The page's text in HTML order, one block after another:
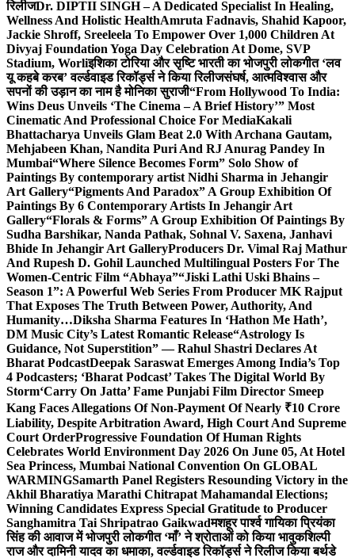
रिलीजDr. DIPTII SINGH – A Dedicated Specialist In Healing,
Wellness And Holistic HealthAmruta Fadnavis, Shahid Kapoor,
Jackie Shroff, Sreeleela To Empower Over 1,000 Children At
Divyaj Foundation Yoga Day Celebration At Dome, SVP
Stadium, Worliइशिका टोरिया और सृष्टि भारती का भोजपुरी लोकगीत ‘लव
यू कहबे करब’ वर्ल्डवाइड रिकॉर्ड्स ने किया रिलीजसंघर्ष, आत्मविश्वास और
सपनों की उड़ान का नाम है मोनिका सुराजी“From Hollywood To India:
Wins Deus Unveils ‘The Cinema – A Brief History’” Most
Cinematic And Professional Choice For MediaKakali
Bhattacharya Unveils Glam Beat 2.0 With Archana Gautam,
Mehjabeen Khan, Nandita Puri And RJ Anurag Pandey In
Mumbai“Where Silence Becomes Form” Solo Show of
Paintings By contemporary artist Nidhi Sharma in Jehangir
Art Gallery“Pigments And Paradox” A Group Exhibition Of
Paintings By 6 Contemporary Artists In Jehangir Art
Gallery“Florals & Forms” A Group Exhibition Of Paintings By
Sudha Barshikar, Nanda Pathak, Sohnal V. Saxena, Janhavi
Bhide In Jehangir Art GalleryProducers Dr. Vimal Raj Mathur
And Rupesh D. Gohil Launched Multilingual Posters For The
Women-Centric Film “Abhaya”“Jiski Lathi Uski Bhains –
Season 1”: A Powerful Web Series From Producer MK Rajput
That Exposes The Truth Between Power, Authority, And
Humanity…Diksha Sharma Features In ‘Hathon Me Hath’,
DM Music City’s Latest Romantic Release“Astrology Is
Guidance, Not Superstition” — Rahul Shastri Declares At
Bharat PodcastDeepak Saraswat Emerges Among India’s Top
4 Podcasters; ‘Bharat Podcast’ Takes The Digital World By
Storm‘Carry On Jatta’ Fame Punjabi Film Director Smeep
Kang Faces Allegations Of Non-Payment Of Nearly ₹10 Crore
Liability, Despite Arbitration Award, High Court And Supreme
Court OrderProgressive Foundation Of Human Rights
Celebrates World Environment Day 2026 On June 05, At Hotel
Sea Princess, Mumbai National Convention On GLOBAL
WARMINGSamarth Panel Registers Resounding Victory in the
Akhil Bharatiya Marathi Chitrapat Mahamandal Elections;
Winning Candidates Express Special Gratitude to Producer
Sanghamitra Tai Shripatrao Gaikwadमशहूर पार्श्व गायिका प्रियंका
सिंह की आवाज में भोजपुरी लोकगीत ‘माँ’ ने श्रोताओं को किया भावुकशिल्पी
राज और दामिनी यादव का धमाका, वर्ल्डवाइड रिकॉर्ड्स ने रिलीज किया बर्थडे